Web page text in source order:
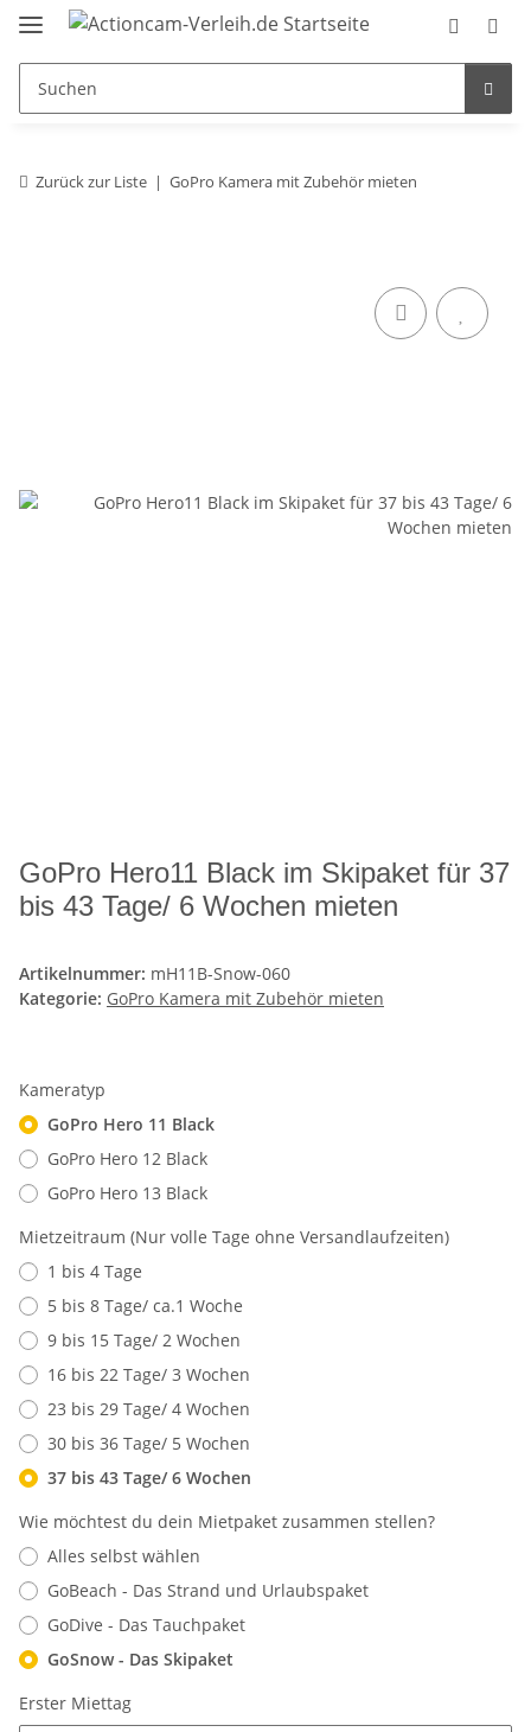
Zurück zur Liste GoPro Kamera mit Zubehör mieten
GoPro Hero11 Black im Skipaket für 37
bis 43 Tage/ 6 Wochen mieten
Artikelnummer: mH11B-Snow-060
Kategorie: GoPro Kamera mit Zubehör mieten
Kameratyp
GoPro Hero 11 Black
GoPro Hero 12 Black
GoPro Hero 13 Black
Mietzeitraum (Nur volle Tage ohne Versandlaufzeiten)
1 bis 4 Tage
5 bis 8 Tage/ ca.1 Woche
9 bis 15 Tage/ 2 Wochen
16 bis 22 Tage/ 3 Wochen
23 bis 29 Tage/ 4 Wochen
30 bis 36 Tage/ 5 Wochen
37 bis 43 Tage/ 6 Wochen
Wie möchtest du dein Mietpaket zusammen stellen?
Alles selbst wählen
GoBeach - Das Strand und Urlaubspaket
GoDive - Das Tauchpaket
GoSnow - Das Skipaket
Erster Miettag